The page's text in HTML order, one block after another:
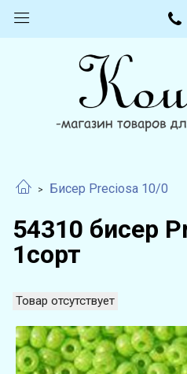
Бисер Preciosa 10/0
54310 бисер
1сорт
Товар отсутствует